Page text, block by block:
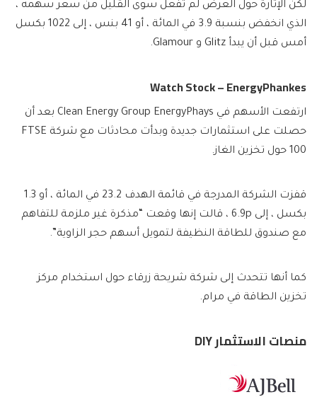
لكن الإثارة حول العرض لم تفعل سوى القليل من سعر سهمه ،
الذي انخفض بنسبة 3.9 في المائة ، أو 41 بنس ، إلى 1022 بكسل
أمس قبل أن يبدأ Glitz و Glamour.
Watch Stock – EnergyPhankes
ارتفعت الأسهم في Clean Energy Group EnergyPhays بعد أن
حصلت على استثمارات جديدة وبدأت محادثات مع شركة FTSE
100 حول تخزين الغاز.
قفزت الشركة المدرجة في قائمة الهدف 23.2 في المائة ، أو 1.3
بكسل ، إلى 6.9p ، قالت إنها وقعت “مذكرة غير ملزمة للتفاهم
مع صندوق للطاقة النظيفة لتمويل أسهم حجر الزاوية”.
كما أنها تتحدث إلى شركة شريحة زرقاء حول استخدام مركز
تخزين الطاقة في مرام.
منصات الاستثمار DIY